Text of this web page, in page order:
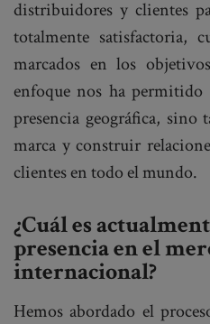
distribuidores y clientes
totalmente satisfactoria,
marcados en los
enfoque nos ha
presencia geográfica, sino
marca y construir
clientes en todo el mundo.
¿Cuál es
presencia en el
internacional?
Hemos abordado el